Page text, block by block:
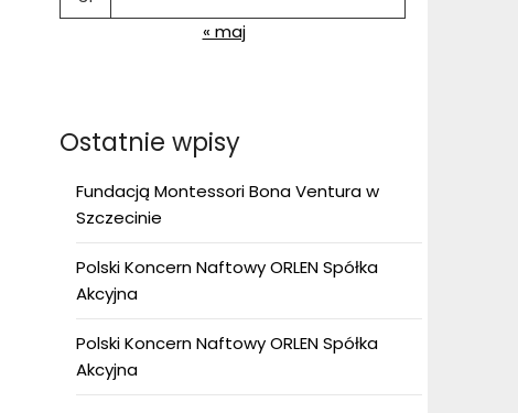
« maj
Ostatnie wpisy
Fundacją Montessori Bona Ventura w
Szczecinie
Polski Koncern Naftowy ORLEN Spółka
Akcyjna
Polski Koncern Naftowy ORLEN Spółka
Akcyjna